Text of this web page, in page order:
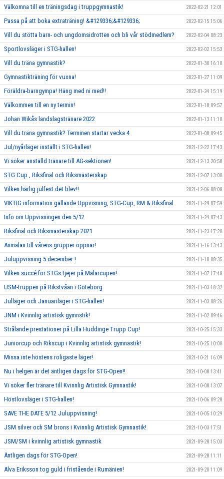
Välkomna till en träningsdag i truppgymnastik! 2022-02-21 12:01
Passa på att boka extraträning! &#129336;&#129336; 2022-02-15 15:06
Vill du stötta barn- och ungdomsidrotten och bli vår stödmedlem? 2022-02-04 08:23
Sportlovsläger i STG-hallen! 2022-02-02 15:53
Vill du träna gymnastik? 2022-01-30 16:10
Gymnastikträning för vuxna! 2022-01-27 11:09
Föräldra-barngympa! Häng med ni med!! 2022-01-24 15:19
Välkommen till en ny termin! 2022-01-18 09:57
Johan Wikås landslagstränare 2022 2022-01-13 11:10
Vill du träna gymnastik? Terminen startar vecka 4 2022-01-08 09:45
Jul/nyårläger inställt i STG-hallen! 2021-12-22 17:43
Vi söker anställd tränare till AG-sektionen! 2021-12-13 20:58
STG Cup , Riksfinal och Riksmästerskap 2021-12-07 13:00
Vilken härlig julfest det blev!! 2021-12-06 08:00
VIKTIG information gällande Uppvisning, STG-Cup, RM & Riksfinal 2021-11-29 07:59
Info om Uppvisningen den 5/12 2021-11-24 07:43
Riksfinal och Riksmästerskap 2021 2021-11-23 17:20
Anmälan till vårens grupper öppnar! 2021-11-16 13:43
Juluppvisning 5 december ! 2021-11-10 08:35
Vilken succé för STGs tjejer på Mälarcupen! 2021-11-07 17:40
USM-truppen på Rikstvåan i Göteborg 2021-11-03 18:32
Julläger och Januariläger i STG-hallen! 2021-11-03 08:26
JNM i Kvinnlig artistisk gymnstik! 2021-11-02 09:46
Strålande prestationer på Lilla Huddinge Trupp Cup! 2021-10-25 15:33
Juniorcup och Rikscup i Kvinnlig artistisk gymnastik! 2021-10-25 10:00
Missa inte höstens roligaste läger! 2021-10-21 16:09
Nu i helgen är det äntligen dags för STG-Open!! 2021-10-08 13:41
Vi söker fler tränare till Kvinnlig Artistisk Gymnastik! 2021-10-08 13:07
Höstlovsläger i STG-hallen! 2021-10-06 09:28
SAVE THE DATE 5/12 Juluppvisning! 2021-10-05 10:29
JSM silver och SM brons i Kvinnlig Artistisk Gymnastik! 2021-10-03 17:51
JSM/SM i kvinnlig artistisk gymnastik 2021-09-28 15:03
Äntligen dags för STG-Open! 2021-09-28 11:11
Alva Eriksson tog guld i fristående i Rumänien! 2021-09-20 11:09